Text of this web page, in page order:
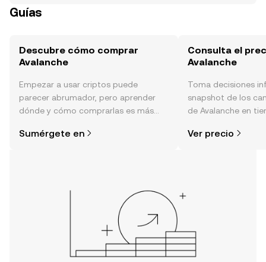
Guías
Descubre cómo comprar
Avalanche
Empezar a usar criptos puede
parecer abrumador, pero aprender
dónde y cómo comprarlas es más
tu aventura en la aplicación móvil de
Sumérgete en
Consulta el
Avalanche
Toma decisiones
snapshot de los
de Avalanche en
noticias y más.
Ver precio